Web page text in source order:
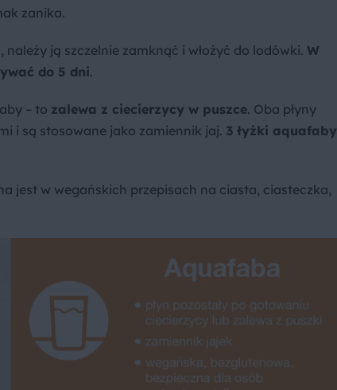
zanika.
ją szczelnie zamknąć i włożyć do lodówki. W
do 5 dni.
– to zalewa z ciecierzycy w puszce. Oba płyny
i są stosowane jako zamiennik jaj. 3 łyżki aquafaby
jest w wegańskich przepisach na ciasta, ciasteczka,